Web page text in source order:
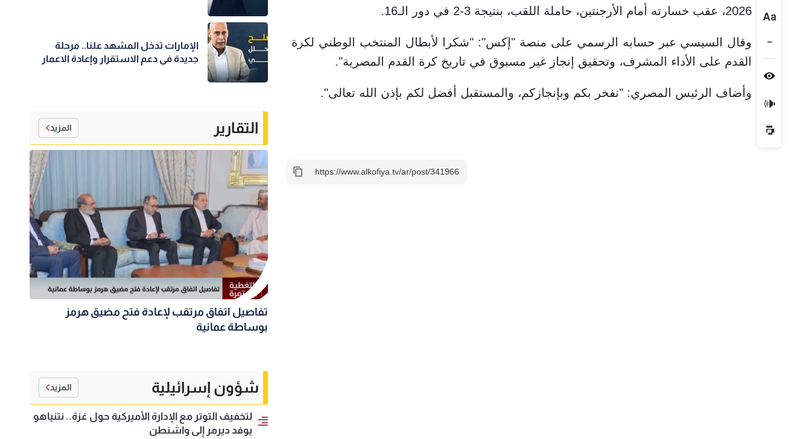
Aa
−
🔊
2026، عقب خسارته أمام الأرجنتين، حاملة اللقب، بنتيجة 3-2 في دور الـ16.
وقال السيسي عبر حسابه الرسمي على منصة "إكس": "شكرا لأبطال المنتخب الوطني لكرة
القدم على الأداء المشرف، وتحقيق إنجاز غير مسبوق في تاريخ كرة القدم المصرية".
وأضاف الرئيس المصري: "نفخر بكم وبإنجازكم، والمستقبل أفضل لكم بإذن الله تعالى".
الإمارات تدخل المشهد علنا.. مرحلة
جديدة في دعم الاستقرار وإعادة الاعمار
التقارير المزيد
تفاصيل اتفاق مرتقب لإعادة فتح مضيق هرمز
بوساطة عمانية
شؤون إسرائيلية المزيد
لتخفيف التوتر مع الإدارة الأميركية حول غزة.. نتنياهو
يوفد ديرمر إلى واشنطن